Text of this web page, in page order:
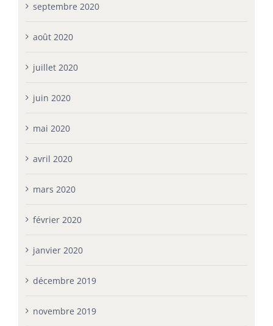
septembre 2020
août 2020
juillet 2020
juin 2020
mai 2020
avril 2020
mars 2020
février 2020
janvier 2020
décembre 2019
novembre 2019